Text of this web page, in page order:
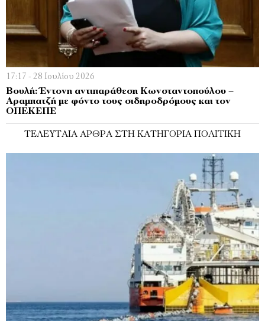
17:17 - 28 Ιουλίου 2026
Βουλή: Έντονη αντιπαράθεση Κωνσταντοπούλου –
Αραμπατζή με φόντο τους σιδηροδρόμους και τον
ΟΠΕΚΕΠΕ
ΤΕΛΕΥΤΑΊΑ ΆΡΘΡΑ ΣΤΗ ΚΑΤΗΓΟΡΊΑ ΠΟΛΙΤΙΚΉ